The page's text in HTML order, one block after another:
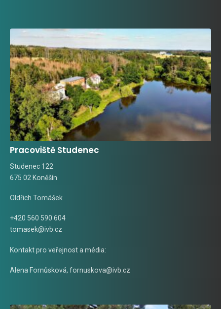
Pracoviště Studenec
Studenec 122
675 02 Koněšín
Oldřich Tomášek
+420 560 590 604
tomasek@ivb.cz
Kontakt pro veřejnost a média:
Alena Fornůsková, fornuskova@ivb.cz